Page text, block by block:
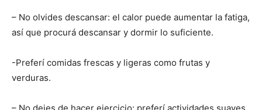
– No olvides descansar: el calor puede aumentar la fatiga,
así que procurá descansar y dormir lo suficiente.
-Preferí comidas frescas y ligeras como frutas y
verduras.
– No dejes de hacer ejercicio: preferí actividades suaves,